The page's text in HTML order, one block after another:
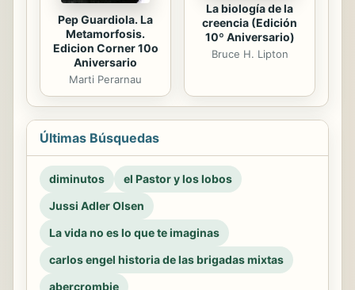
Pep Guardiola. La
Metamorfosis.
Edicion Corner 10o
Aniversario
Marti Perarnau
La biología de la
creencia (Edición
10º Aniversario)
Bruce H. Lipton
Últimas Búsquedas
diminutos
el Pastor y los lobos
Jussi Adler Olsen
La vida no es lo que te imaginas
carlos engel historia de las brigadas mixtas
abercrombie